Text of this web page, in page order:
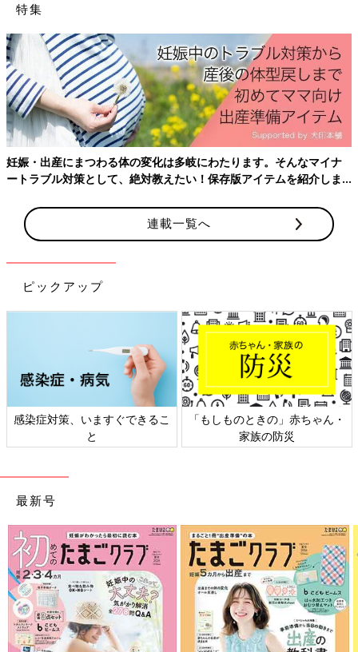
ぎるね！」と言われ、とりあえず分娩台に行こうとなる
12時頃
分娩台に上がる
人工破水させる(硬すぎたらしく3回目でようやく)
いきんでいいと言われるが、なかなかいきめず
13:15
1分置きくらいの痛みに耐え続けていたが、赤ちゃんの頭が骨盤
にハマっていると言われる
2時間その状態だとお産が長引いているということになり、吸引
になる可能性を告げられる
13:30
さんに、「何時間もそのままよりいいやろ！」と言われ促進剤開
始
このころからいきむと足をつりかけるようになり、その痛みにも
このころ、会陰切開
をされる
麻酔がきいていて痛みゼロ
1時間経ったことに気づき、このままだと吸引＝傷が広がるかも
こめる
14:45頃
頭が抜け、挟まる感覚がある
14:54
出産
このあと、処置中にすぐ後陣痛が始まり痛みに耐える
特集
妊娠・出産にまつわる体の変化は多岐にわたります。そんなマイナ
ートラブル対策として、絶対教えたい！保存版アイテムを紹介しま
連載一覧へ
ピックアップ
感染症対策、いますぐできるこ
と
「もしものときの」赤ちゃん・
家族の防災
最新号